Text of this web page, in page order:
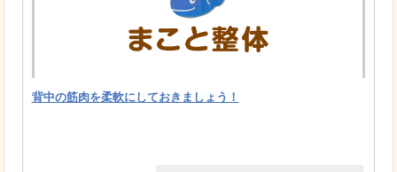
背中の筋肉を柔軟にしておきましょう！